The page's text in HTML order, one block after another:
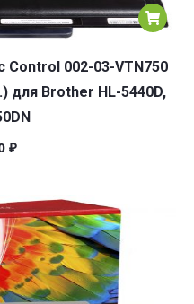
002-03-VTN750
для Brother HL-5440D,
₽